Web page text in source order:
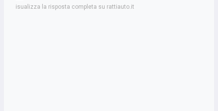
isualizza la risposta completa su rattiauto.it